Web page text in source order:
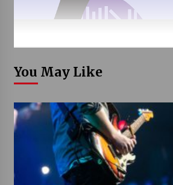
You May Like